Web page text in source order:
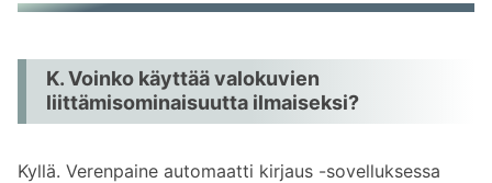
K. Voinko käyttää valokuvien
liittämisominaisuutta ilmaiseksi?
Kyllä. Verenpaine automaatti kirjaus -sovelluksessa